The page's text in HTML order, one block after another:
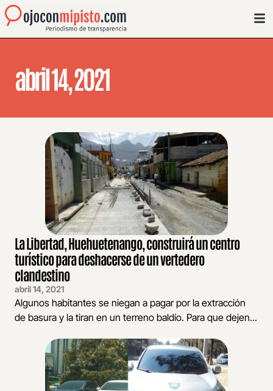
abril 14, 2021
La Libertad, Huehuetenango, construirá un centro
turístico para deshacerse de un vertedero
clandestino
abril 14, 2021
Algunos habitantes se niegan a pagar por la extracción
de basura y la tiran en un terreno baldío. Para que dejen...